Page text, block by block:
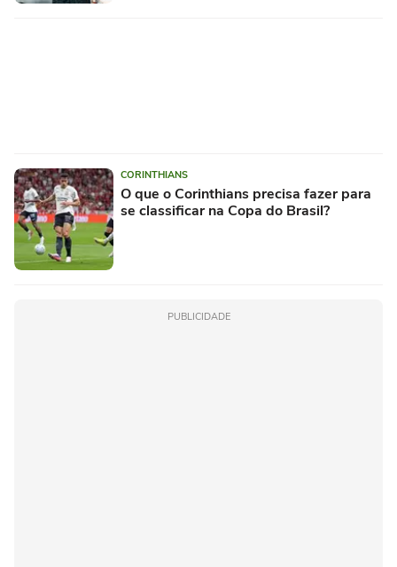
CORINTHIANS
O que o Corinthians precisa fazer para
se classificar na Copa do Brasil?
PUBLICIDADE